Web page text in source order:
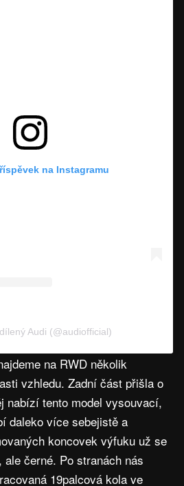
na Instagramu
Audi (@audiofficial)
na RWD několik
vzhledu. Zadní část přišla o
nabízí tento model vysouvací,
daleko více sebejistě a
koncovek výfuku už se
černé. Po stranách nás
19palcová kola ve